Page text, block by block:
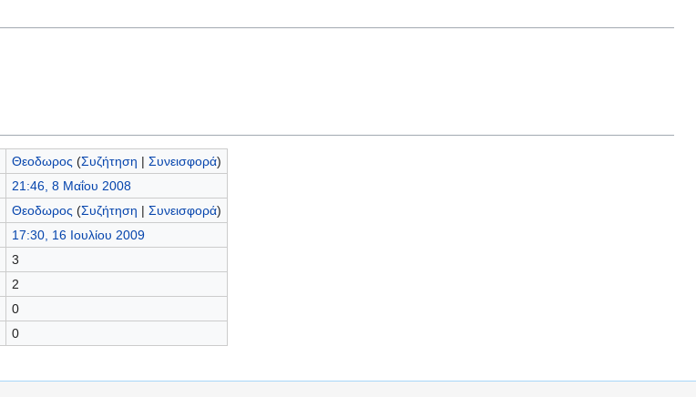
Θεοδωρος (Συζήτηση | Συνεισφορά)
21:46, 8 Μαΐου 2008
Θεοδωρος (Συζήτηση | Συνεισφορά)
17:30, 16 Ιουλίου 2009
3
2
0
0